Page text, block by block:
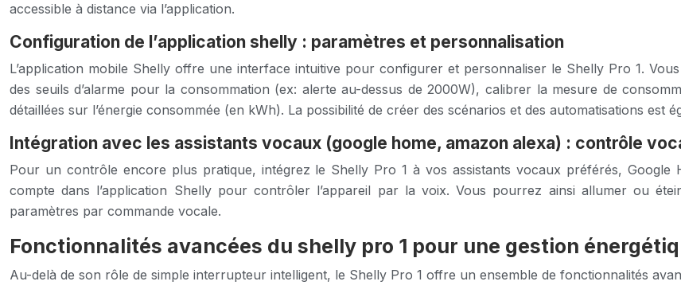
accessible à distance via l’application.
Configuration de l’application shelly : paramètres et personnalisation
L’application mobile Shelly offre une interface intuitive pour configurer et personnaliser le Shelly Pro 1.
des seuils d’alarme pour la consommation (ex: alerte au-dessus de 2000W), calibrer la mesure de
détaillées sur l’énergie consommée (en kWh). La possibilité de créer des scénarios et des automatisations est
Intégration avec les assistants vocaux (google home, amazon alexa) : contrôle
Pour un contrôle encore plus pratique, intégrez le Shelly Pro 1 à vos assistants vocaux préférés, Google
compte dans l’application Shelly pour contrôler l’appareil par la voix. Vous pourrez ainsi allumer ou
paramètres par commande vocale.
Fonctionnalités avancées du shelly pro 1 pour une gestion
Au-delà de son rôle de simple interrupteur intelligent, le Shelly Pro 1 offre un ensemble de fonctionnalités